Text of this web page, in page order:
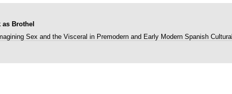
Brothel
Sex and the Visceral in Premodern and Early Modern Spanish Cultural